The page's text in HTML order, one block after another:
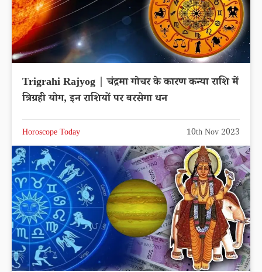
Trigrahi Rajyog | चंद्रमा गोचर के कारण कन्या राशि में
त्रिग्रही योग, इन राशियों पर बरसेगा धन
Horoscope Today 10th Nov 2023